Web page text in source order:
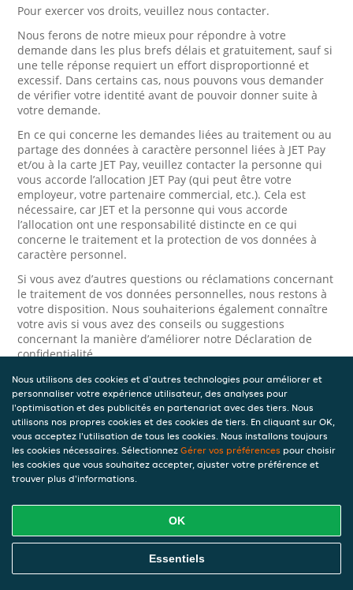
Pour exercer vos droits, veuillez nous contacter.
Nous ferons de notre mieux pour répondre à votre
demande dans les plus brefs délais et gratuitement, sauf si
une telle réponse requiert un effort disproportionné et
excessif. Dans certains cas, nous pouvons vous demander
de vérifier votre identité avant de pouvoir donner suite à
votre demande.
En ce qui concerne les demandes liées au traitement ou au
partage des données à caractère personnel liées à JET Pay
et/ou à la carte JET Pay, veuillez contacter la personne qui
vous accorde l’allocation JET Pay (qui peut être votre
employeur, votre partenaire commercial, etc.). Cela est
nécessaire, car JET et la personne qui vous accorde
l’allocation ont une responsabilité distincte en ce qui
concerne le traitement et la protection de vos données à
caractère personnel.
Si vous avez d’autres questions ou réclamations concernant
le traitement de vos données personnelles, nous restons à
votre disposition. Nous souhaiterions également connaître
votre avis si vous avez des conseils ou suggestions
concernant la manière d’améliorer notre Déclaration de
confidentialité.
Sécurité
JET prend la protection des données à caractère personnel
très au sérieux. Ainsi, nous prenons les mesures
appropriées pour protéger vos données à caractère
personnel contre l’usage abusif, la perte, l’accès non
autorisé, la divulgation non désirée et la modification non
données à caractère personnel ne sont pas correctement
protégées ou si vous suspectez un usage abusif, veuillez
nous contacter via leformulaire de confidentialité.
Comment nous contacter
Nous utilisons des cookies et d'autres technologies pour améliorer et
personnaliser votre expérience utilisateur, des analyses pour
l'optimisation et des publicités en partenariat avec des tiers. Nous
utilisons nos propres cookies et des cookies de tiers. En cliquant sur OK,
vous acceptez l'utilisation de tous les cookies. Nous installons toujours
les cookies nécessaires. Sélectionnez Gérer vos préférences pour choisir
les cookies que vous souhaitez accepter, ajuster votre préférence et
trouver plus d'informations.
OK
Essentiels